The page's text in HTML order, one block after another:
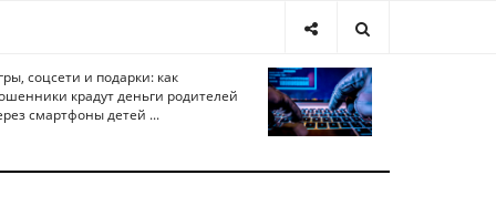
соцсети и подарки: как
крадут деньги родителей
смартфоны детей ...